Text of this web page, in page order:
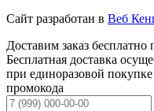
Сайт разработан в Веб
Доставим заказ бесплатно
Бесплатная доставка
при единоразовой
промокода